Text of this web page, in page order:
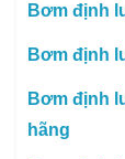
Bơm định
Bơm định
Bơm định
hãng